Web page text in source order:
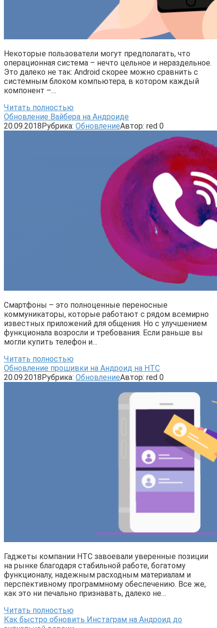
Некоторые пользователи могут предполагать, что
операционная система – нечто цельное и нераздельное.
Это далеко не так: Android скорее можно сравнить с
системным блоком компьютера, в котором каждый
компонент –…
Читать полностью
Обновление Вайбера на Андроиде
20.09.2018Рубрика: ОбновлениеАвтор: red 0
Смартфоны – это полноценные переносные
коммуникаторы, которые работают с рядом всемирно
известных приложений для общения. Но с улучшением
функционала возросли и требования. Если раньше вы
могли купить телефон и…
Читать полностью
Обновление прошивки на Андроид на HTC
20.09.2018Рубрика: ОбновлениеАвтор: red 0
Гаджеты компании HTC завоевали уверенные позиции
на рынке благодаря стабильной работе, богатому
функционалу, надежным расходным материалам и
перспективному программному обеспечению. Все же,
как это ни печально признавать, далеко не…
Читать полностью
Как быстро обновить Инстаграм на Андроид до